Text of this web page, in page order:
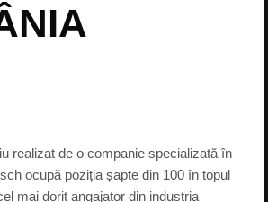
realizat de o companie specializată în
ocupă poziția șapte din 100 în topul
mai dorit angajator din industria